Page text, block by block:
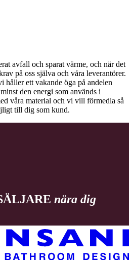
avfall och sparat värme, och när det
på oss själva och våra leverantörer.
håller ett vakande öga på andelen
den energi som används i
våra material och vi vill förmedla så
till dig som kund.
nära dig